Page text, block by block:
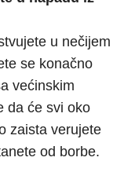
u nečijem
se konačno
većinskim
da će svi oko
zaista verujete
od borbe.